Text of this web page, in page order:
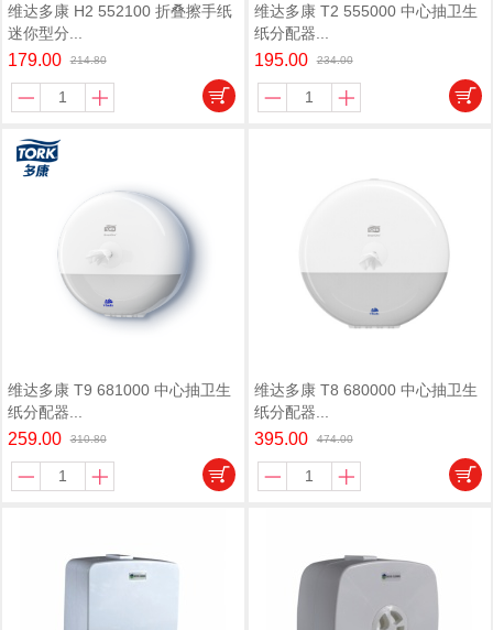
维达多康 H2 552100 折叠擦手纸
迷你型分...
179.00 214.80
维达多康 T2 555000 中心抽卫生
纸分配器...
195.00 234.00
维达多康 T9 681000 中心抽卫生
纸分配器...
259.00 310.80
维达多康 T8 680000 中心抽卫生
纸分配器...
395.00 474.00